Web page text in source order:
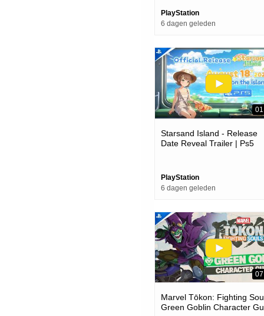
PlayStation
6 dagen geleden
Starsand Island - Release
Date Reveal Trailer | Ps5
PlayStation
6 dagen geleden
Marvel Tōkon: Fighting
Green Goblin Character